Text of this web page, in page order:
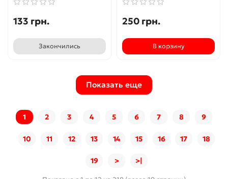
133 грн.
Закончились
250 грн.
В корзину
Показать еще
1 2 3 4 5 6 7 8 9
10 11 12 13 14 15 16 17 18
19 > >|